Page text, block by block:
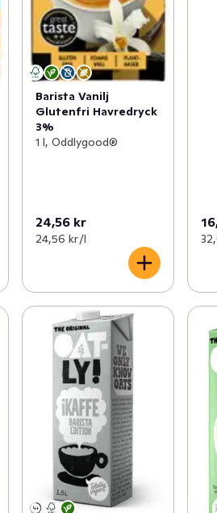
Barista Vanilj
Glutenfri Havredryck
3%
1 l, Oddlygood®
24,56 kr
24,56 kr /l